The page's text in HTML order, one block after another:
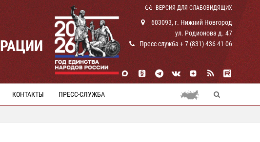
ВЕРСИЯ ДЛЯ СЛАБОВИДЯЩИХ
603093, г. Нижний Новгород
ул. Родионова д. 47
Пресс-служба + 7 (831) 436-41-06
КОНТАКТЫ ПРЕСС-СЛУЖБА